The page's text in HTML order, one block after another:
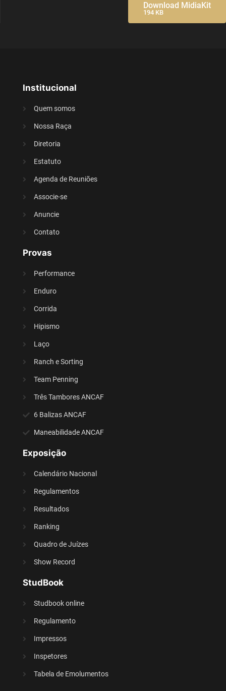
Download MidiaKit
194 KB
Institucional
Quem somos
Nossa Raça
Diretoria
Estatuto
Agenda de Reuniões
Associe-se
Anuncie
Contato
Provas
Performance
Enduro
Corrida
Hipismo
Laço
Ranch e Sorting
Team Penning
Três Tambores ANCAF
6 Balizas ANCAF
Maneabilidade ANCAF
Exposição
Calendário Nacional
Regulamentos
Resultados
Ranking
Quadro de Juízes
Show Record
StudBook
Studbook online
Regulamento
Impressos
Inspetores
Tabela de Emolumentos